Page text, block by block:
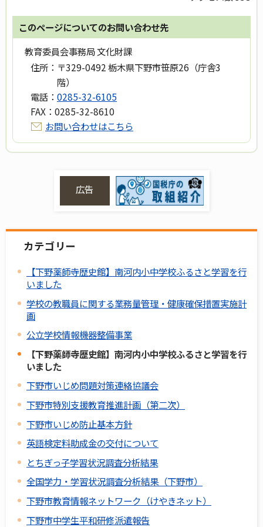
このページについてのお問い合わせ先
教育委員会事務局 文化財課
住所： 〒329-0492 栃木県下野市笹原26（庁舎3
階）
電話： 0285-32-6105
FAX： 0285-32-8610
お問い合わせはこちら
広告
カテゴリー
【下野薬師寺歴史館】南河内小中学校ふるさと学習を行
いました
学校の教職員に関する業務量管理・健康確保措置実施計
画
公立学校情報機器整備事業
【下野薬師寺歴史館】南河内小中学校ふるさと学習を行
いました
下野市いじめ問題対策連絡協議会
下野市特別支援教育推進計画（第二次）
下野市いじめ防止基本方針
英語検定料助成金の交付について
とちぎっ子学習状況調査分析結果
全国学力・学習状況調査分析結果（下野市）
下野市教育情報ネットワーク（けやきネット）
下野市中学生平和研修派遣報告